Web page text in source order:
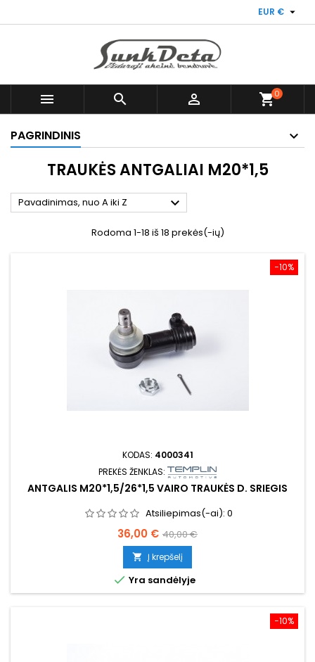
EUR € 
   shopping_cart0
PAGRINDINIS
TRAUKĖS ANTGALIAI M20*1,5
Pavadinimas, nuo A iki Z 
Rodoma 1-18 iš 18 prekės(-ių)
−10%
KODAS: 4000341
PREKĖS ŽENKLAS:
ANTGALIS M20*1,5/26*1,5 VAIRO TRAUKĖS D. SRIEGIS
Atsiliepimas(-ai): 0
Kaina
36,00 € Bazinė
kaina
40,00 €
 Į krepšelį
 Yra sandėlyje
−10%